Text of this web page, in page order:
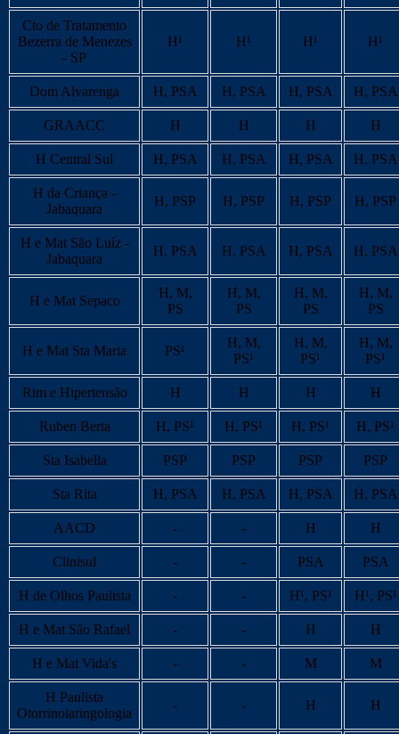
Cto de Tratamento
Bezerra de Menezes
- SP
H¹ H¹ H¹ H¹
Dom Alvarenga H, PSA H, PSA H, PSA H, PSA
GRAACC H H H H
H Central Sul H, PSA H, PSA H, PSA H, PSA
H da Criança -
Jabaquara
H, PSP H, PSP H, PSP H, PSP
H e Mat São Luíz -
Jabaquara
H, PSA H, PSA H, PSA H, PSA
H e Mat Sepaco
H, M,
PS
H, M,
PS
H, M,
PS
H, M,
PS
H e Mat Sta Maria PS¹
H, M,
PS¹
H, M,
PS¹
H, M,
PS¹
Rim e Hipertensão H H H H
Ruben Berta H, PS¹ H, PS¹ H, PS¹ H, PS¹
Sta Isabella PSP PSP PSP PSP
Sta Rita H, PSA H, PSA H, PSA H, PSA
AACD - - H H
Clinisul - - PSA PSA
H de Olhos Paulista - - H¹, PS¹ H¹, PS¹
H e Mat São Rafael - - H H
H e Mat Vida's - - M M
H Paulista
Otorrinolaringologia
- - H H